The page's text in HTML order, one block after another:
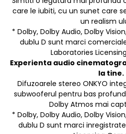
care le iubiti, cu un sunet care
un realism
* Dolby, Dolby Audio, Dolby
dublu D sunt marci
Laboratories
Experienta audio
la tine.
Difuzoarele stereo ONKYO
subwooferul pentru bas
Dolby Atmos mai
* Dolby, Dolby Audio, Dolby
dublu D sunt marci